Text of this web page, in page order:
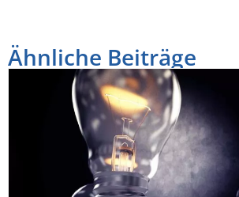
Ähnliche Beiträge